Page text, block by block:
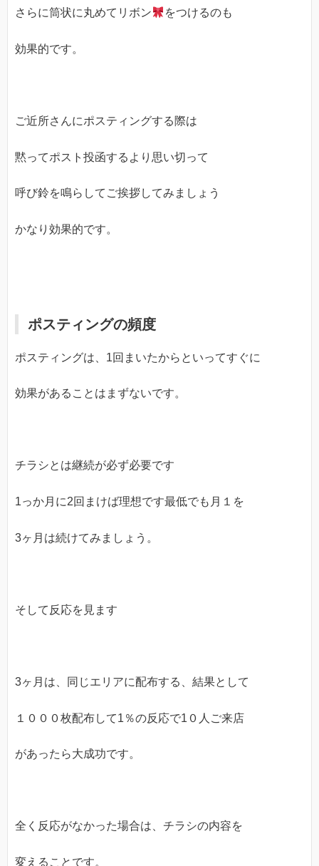
さらに筒状に丸めてリボン をつけるのも
効果的です。
ご近所さんにポスティングする際は
黙ってポスト投函するより思い切って
呼び鈴を鳴らしてご挨拶してみましょう
かなり効果的です。
ポスティングの頻度
ポスティングは、1回まいたからといってすぐに
効果があることはまずないです。
チラシとは継続が必ず必要です
1っか月に2回まけば理想です最低でも月１を
3ヶ月は続けてみましょう。
そして反応を見ます
3ヶ月は、同じエリアに配布する、結果として
１０００枚配布して1％の反応で1０人ご来店
があったら大成功です。
全く反応がなかった場合は、チラシの内容を
変えることです。